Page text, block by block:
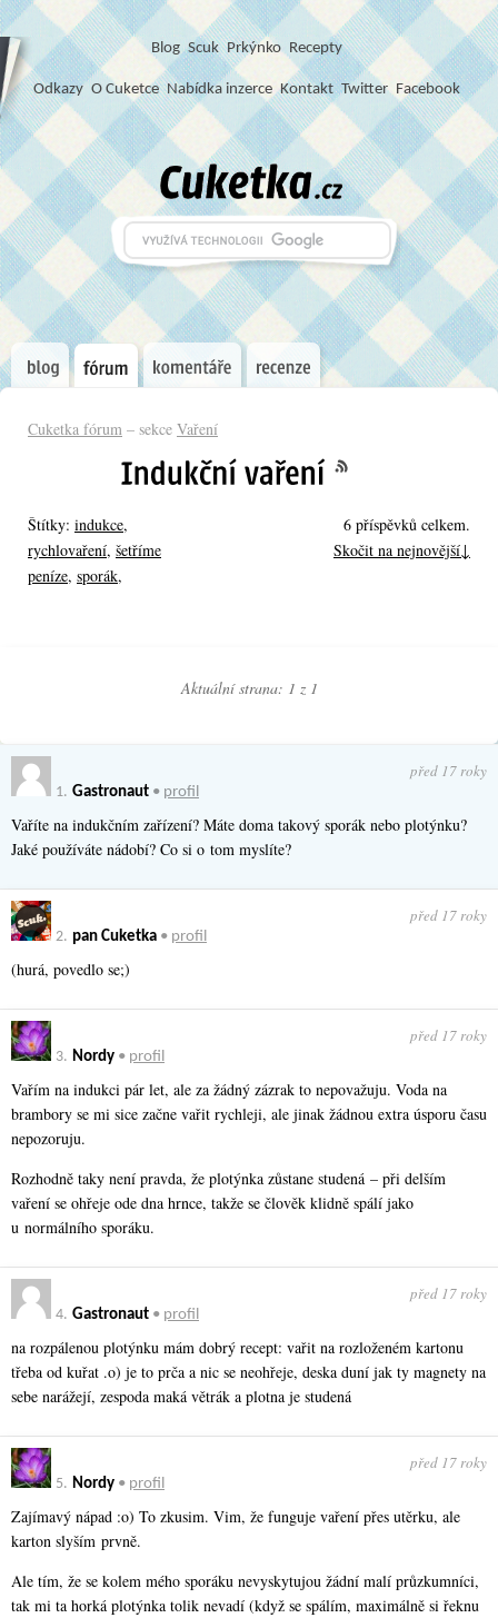
Blog Scuk Prkýnko Recepty
Odkazy O Cuketce Nabídka inzerce Kontakt Twitter Facebook
Cuketka fórum – sekce Vaření
Štítky: indukce,
rychlovaření, šetříme
peníze, sporák,
6 příspěvků celkem.
Skočit na nejnovější↓
Aktuální strana: 1 z 1
1. Gastronaut • profil
před 17 roky
Vaříte na indukčním zařízení? Máte doma takový sporák nebo plotýnku?
Jaké používáte nádobí? Co si o tom myslíte?
2. pan Cuketka • profil
před 17 roky
(hurá, povedlo se;)
3. Nordy • profil
před 17 roky
Vařím na indukci pár let, ale za žádný zázrak to nepovažuju. Voda na
brambory se mi sice začne vařit rychleji, ale jinak žádnou extra úsporu času
nepozoruju.
Rozhodně taky není pravda, že plotýnka zůstane studená – při delším
vaření se ohřeje ode dna hrnce, takže se člověk klidně spálí jako
u normálního sporáku.
4. Gastronaut • profil
před 17 roky
na rozpálenou plotýnku mám dobrý recept: vařit na rozloženém kartonu
třeba od kuřat .o) je to prča a nic se neohřeje, deska duní jak ty magnety na
sebe narážejí, zespoda maká větrák a plotna je studená
5. Nordy • profil
před 17 roky
Zajímavý nápad :o) To zkusim. Vim, že funguje vaření přes utěrku, ale
karton slyším prvně.
Ale tím, že se kolem mého sporáku nevyskytujou žádní malí průzkumníci,
tak mi ta horká plotýnka tolik nevadí (když se spálím, maximálně si řeknu